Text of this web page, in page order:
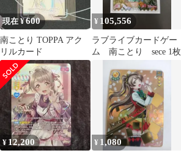
現在 ¥600
南ことり TOPPA アク
リルカード
¥ 105,556
ラブライブカードゲー
ム 南ことり sece 1枚
¥ 12,200 ¥ 1,080